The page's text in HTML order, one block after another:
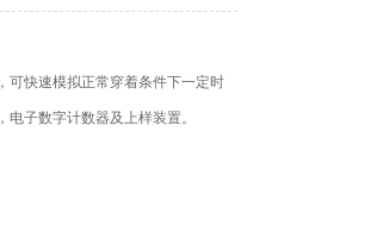
可快速模拟正常穿着条件下一定时
子数字计数器及上样装置。